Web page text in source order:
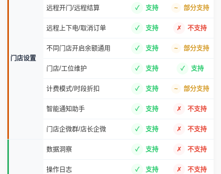
门店设置
远程开门/远程结算 支持 部分支持
远程上下电/取消订单 支持 不支持
不同门店开启余额通用 支持 部分支持
门店/工位维护 支持 支持
计费模式/时段折扣 支持 部分支持
智能通知助手 支持 不支持
门店企微群/店长企微 支持 不支持
数据洞察 支持 不支持
操作日志 支持 不支持